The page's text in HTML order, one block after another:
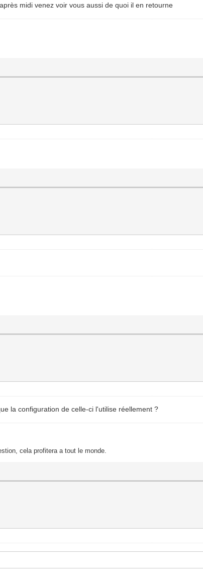
midi venez voir vous aussi de quoi il en retourne
la configuration de celle-ci l'utilise réellement ?
cela profitera a tout le monde.